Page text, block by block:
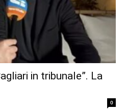
in tribunale”. La
0